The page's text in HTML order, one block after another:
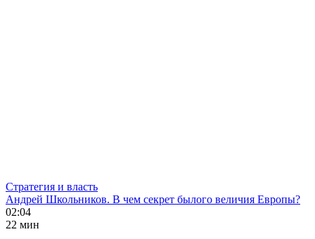
Стратегия и власть
Андрей Школьников. В чем секрет былого величия Европы?
02:04
22 мин